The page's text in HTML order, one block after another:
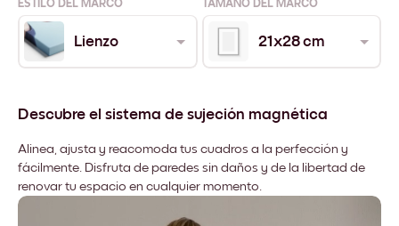
ESTILO DEL MARCO TAMAÑO DEL MARCO
Lienzo 21x28 cm
Descubre el sistema de sujeción magnética
Alinea, ajusta y reacomoda tus cuadros a la perfección y
fácilmente. Disfruta de paredes sin daños y de la libertad de
renovar tu espacio en cualquier momento.